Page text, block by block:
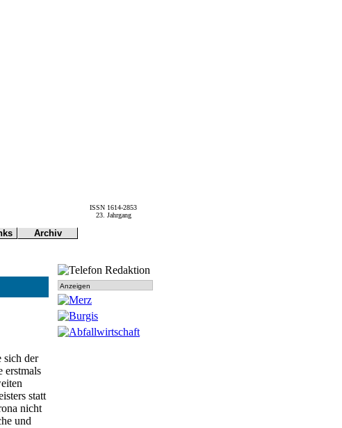
sich der
erstmals
statt
nicht
und
Anzeigen
ISSN 1614-2853
23. Jahrgang
Archiv
tationen